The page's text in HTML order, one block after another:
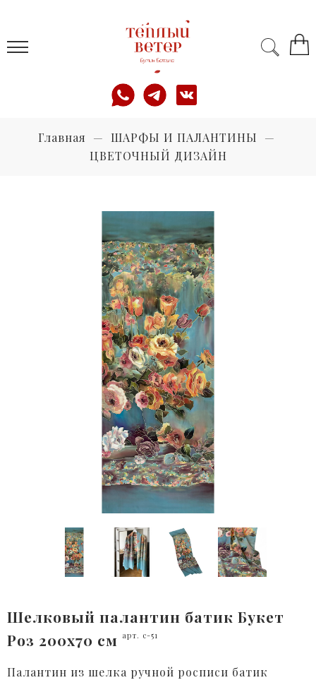
Главная
ШАРФЫ И ПАЛАНТИНЫ
ЦВЕТОЧНЫЙ ДИЗАЙН
Шелковый палантин батик Букет
Роз 200x70 см
арт. c-51
Палантин из шелка ручной росписи батик